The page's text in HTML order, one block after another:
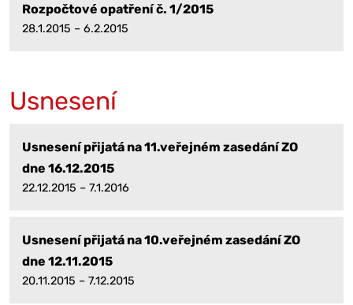
Rozpočtové opatření č. 1/2015
28.1.2015 – 6.2.2015
Usnesení
Usnesení přijatá na 11.veřejném zasedání ZO
dne 16.12.2015
22.12.2015 – 7.1.2016
Usnesení přijatá na 10.veřejném zasedání ZO
dne 12.11.2015
20.11.2015 – 7.12.2015